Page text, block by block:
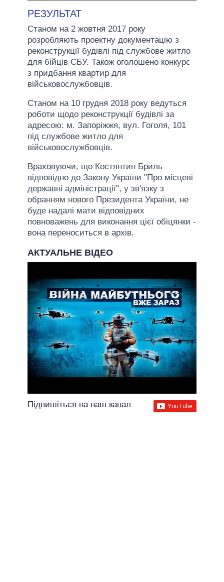
РЕЗУЛЬТАТ
Станом на 2 жовтня 2017 року
розробляють проектну документацію з
реконструкції будівлі під службове житло
для бійців СБУ. Також оголошено конкурс
з придбання квартир для
військовослужбовців.
Станом на 10 грудня 2018 року ведуться
роботи щодо реконструкції будівлі за
адресою: м. Запоріжжя, вул. Гоголя, 101
під службове житло для
військовослужбовців.
Враховуючи, що Костянтин Бриль
відповідно до Закону України "Про місцеві
державні адміністрації", у зв'язку з
обранням нового Президента України, не
буде надалі мати відповідних
повноважень для виконання цієї обіцянки -
вона переноситься в архів.
АКТУАЛЬНЕ ВІДЕО
Підпишіться на наш канал